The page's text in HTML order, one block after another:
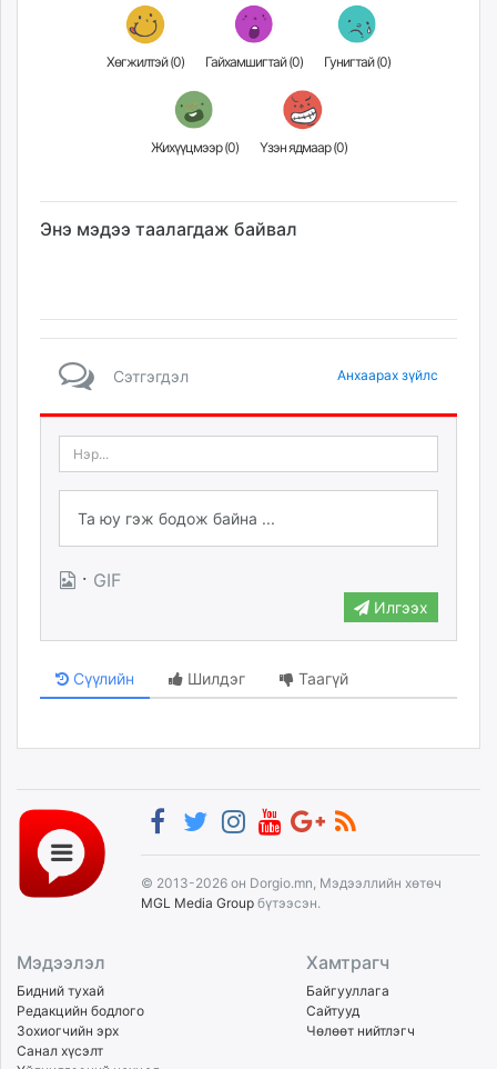
Хөгжилтэй (0) Гайхамшигтай (0) Гунигтай (0)
Жихүүцмээр (0) Үзэн ядмаар (0)
Энэ мэдээ таалагдаж байвал
Сэтгэгдэл Анхаарах зүйлс
· GIF
Илгээх
Сүүлийн Шилдэг Таагүй
© 2013-2026 он Dorgio.mn, Мэдээллийн хөтөч
MGL Media Group бүтээсэн.
Мэдээлэл
Бидний тухай
Редакцийн бодлого
Зохиогчийн эрх
Санал хүсэлт
Хамтрагч
Байгууллага
Сайтууд
Чөлөөт нийтлэгч